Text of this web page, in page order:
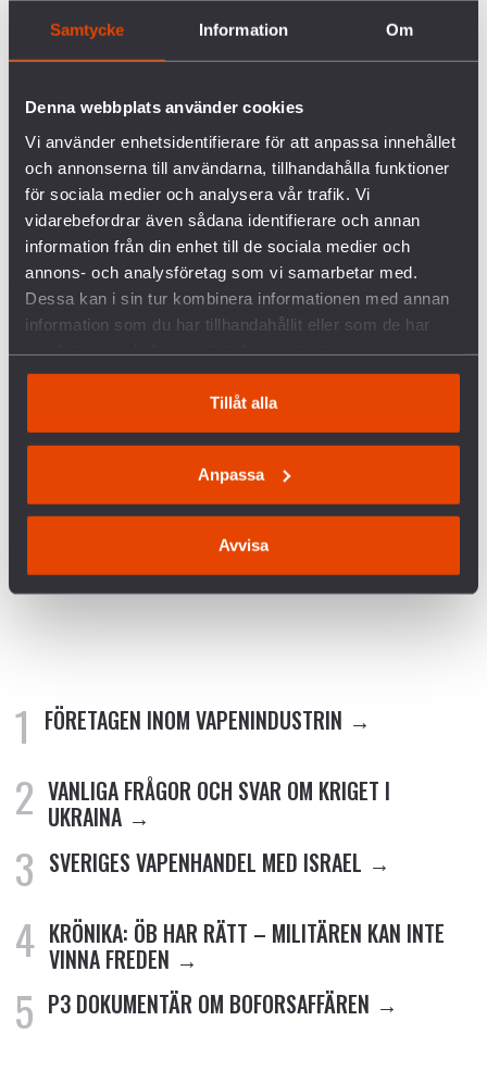
Samtycke Information Om
Denna webbplats använder cookies
Vi använder enhetsidentifierare för att anpassa innehållet
och annonserna till användarna, tillhandahålla funktioner
för sociala medier och analysera vår trafik. Vi
vidarebefordrar även sådana identifierare och annan
information från din enhet till de sociala medier och
annons- och analysföretag som vi samarbetar med.
Dessa kan i sin tur kombinera informationen med annan
information som du har tillhandahållit eller som de har
Tillåt alla
Anpassa
Avvisa
Rimligt. Tillfälligt.
och motstånd, har alltid sett igenom detta.
makthavare slutar tala med varandra, när prestige
ersätter ansvar, då söker fredsrösterna
ansvarsutkrävande och möjligheter på andra
nivåer. Människor till människor. Civilsamhälle till
civilsamhälle. Relationer som vägrar reduceras till
fiendebilder.
På Förintelsens minnesdag minns vi det ofattbara
Men vårt ansvar ligger i att tala om den fullt
Stegen vi känner igen. Orden. Uppdelningarna vi
FÖRETAGEN INOM VAPENINDUSTRIN
VANLIGA FRÅGOR OCH SVAR OM KRIGET I
UKRAINA
SVERIGES VAPENHANDEL MED ISRAEL
KRÖNIKA: ÖB HAR RÄTT – MILITÄREN KAN INTE
VINNA FREDEN
P3 DOKUMENTÄR OM BOFORSAFFÄREN